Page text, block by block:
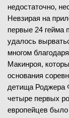
недостаточно,
Невзирая на
первые 24 гейма
удалось
многом
Макинроя,
основания
детища Роджера
четыре первых
европейцев